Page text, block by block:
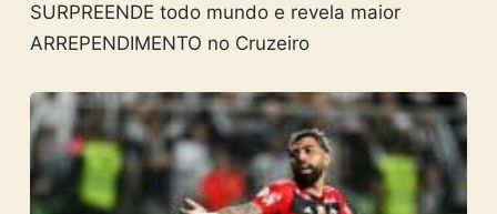
SURPREENDE todo mundo e revela maior
ARREPENDIMENTO no Cruzeiro